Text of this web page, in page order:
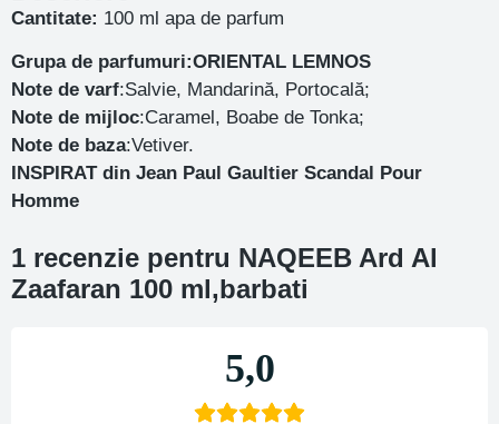
Cantitate: 100 ml apa de parfum
Grupa de parfumuri:ORIENTAL LEMNOS
Note de varf:Salvie, Mandarină, Portocală;
Note de mijloc:Caramel, Boabe de Tonka;
Note de baza:Vetiver.
INSPIRAT din Jean Paul Gaultier Scandal Pour
Homme
1 recenzie pentru NAQEEB Ard Al
Zaafaran 100 ml,barbati
5,0